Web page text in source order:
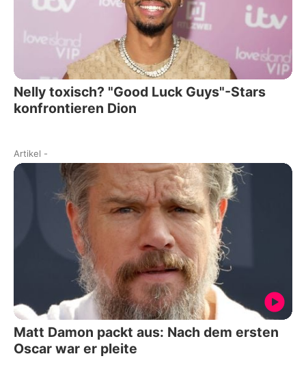
Nelly toxisch? "Good Luck Guys"-Stars
konfrontieren Dion
Artikel -
Matt Damon packt aus: Nach dem ersten
Oscar war er pleite